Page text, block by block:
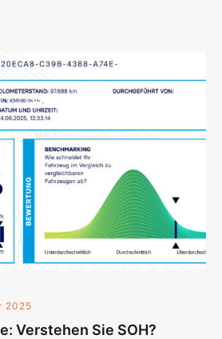
2025
Verstehen Sie SOH?